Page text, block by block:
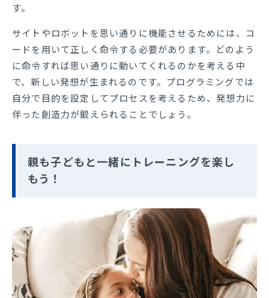
す。
サイトやロボットを思い通りに機能させるためには、コ
ードを用いて正しく命令する必要があります。どのよう
に命令すれば思い通りに動いてくれるのかを考える中
で、新しい発想が生まれるのです。プログラミングでは
自分で目的を設定してプロセスを考えるため、発想力に
伴った創造力が鍛えられることでしょう。
親も子どもと一緒にトレーニングを楽し
もう！